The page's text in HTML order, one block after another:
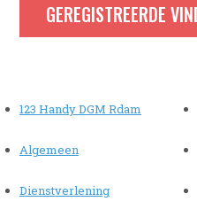
123 Handy DGM Rdam
Algemeen
Dienstverlening